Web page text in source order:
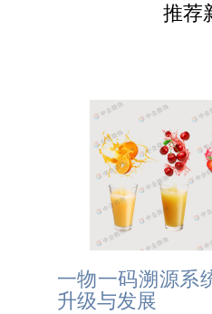
推荐
一物一码溯源系
升级与发展